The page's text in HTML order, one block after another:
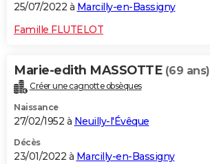
25/07/2022 à Marcilly-en-Bassigny
Famille FLUTELOT
Marie-edith MASSOTTE (69 ans)
Créer une cagnotte obsèques
Naissance
27/02/1952 à Neuilly-l'Évêque
Décès
23/01/2022 à Marcilly-en-Bassigny